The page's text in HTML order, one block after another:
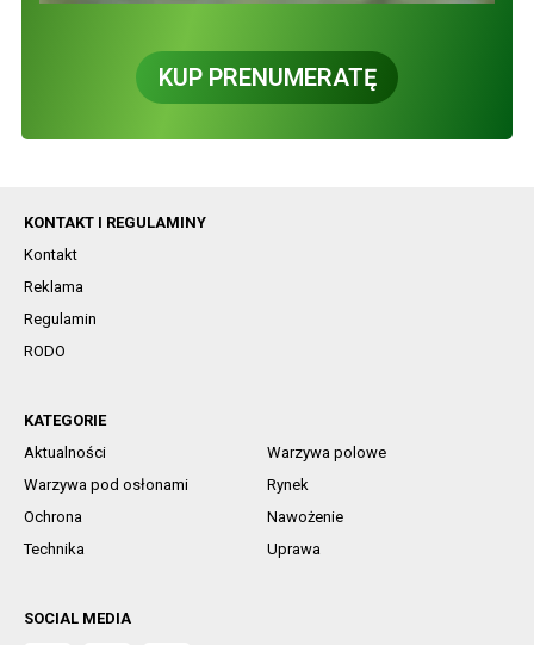
KUP PRENUMERATĘ
KONTAKT I REGULAMINY
Kontakt
Reklama
Regulamin
RODO
KATEGORIE
Aktualności
Warzywa polowe
Warzywa pod osłonami
Rynek
Ochrona
Nawożenie
Technika
Uprawa
SOCIAL MEDIA